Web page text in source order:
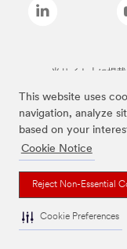
This website uses
navigation, analyze
based on your
Cookie Notice
Reject Non-Essential
Cookie Preferences
当サイト上に掲